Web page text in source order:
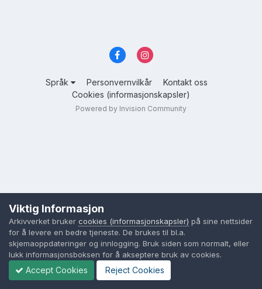
Språk Personvernvilkår
Kontakt oss
Cookies (informasjonskapsler)
Powered by Invision Community
Viktig Informasjon
Arkivverket bruker cookies (informasjonskapsler) på sine nettsider
for å levere en bedre tjeneste. De brukes til bl.a.
skjemaoppdateringer og innlogging. Bruk siden som normalt, eller
lukk informasjonsboksen for å akseptere bruk av cookies.
Accept Cookies Reject Cookies